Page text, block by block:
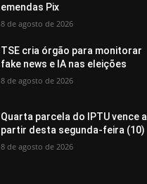
emendas Pix
8 de agosto de 2026
TSE cria órgão para monitorar
fake news e IA nas eleições
8 de agosto de 2026
Quarta parcela do IPTU vence a
partir desta segunda-feira (10)
8 de agosto de 2026